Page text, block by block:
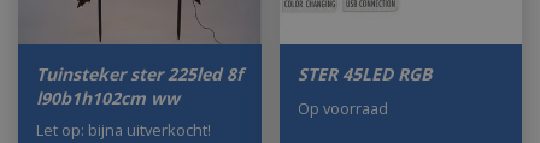
Tuinsteker ster 225led 8f
l90b1h102cm ww
Let op: bijna uitverkocht!
STER 45LED RGB
Op voorraad